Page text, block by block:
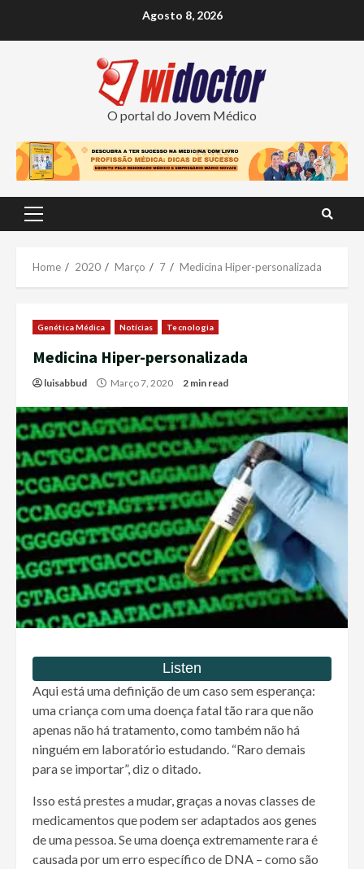
Agosto 8, 2026
O portal do Jovem Médico
Primary
Home 2020 Março 7 Medicina Hiper-personalizada
Genética Médica Notícias Tecnologia
Medicina Hiper-personalizada
luisabbud Março 7, 2020 2 min read
Aqui está uma definição de um caso sem esperança:
uma criança com uma doença fatal tão rara que não
apenas não há tratamento, como também não há
ninguém em laboratório estudando. “Raro demais
para se importar”, diz o ditado.
Isso está prestes a mudar, graças a novas classes de
medicamentos que podem ser adaptados aos genes
de uma pessoa. Se uma doença extremamente rara é
causada por um erro específico de DNA – como são